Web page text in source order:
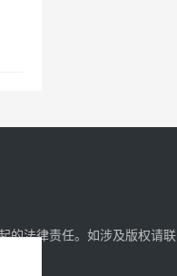
的法律责任。如涉及版权请